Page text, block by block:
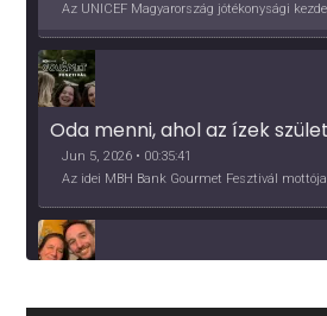
Oda menni, ahol az ízek
Vidék, Gourmet Fesztivál 2026
Jun 5, 2026 • 00:35:41